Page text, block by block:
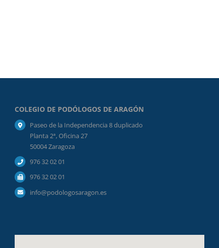
COLEGIO DE PODÓLOGOS DE ARAGÓN
Paseo de la Independencia 8 duplicado
Planta 2ª, Oficina 27
50004 Zaragoza
976 32 02 01
976 32 02 01
info@podologosaragon.es